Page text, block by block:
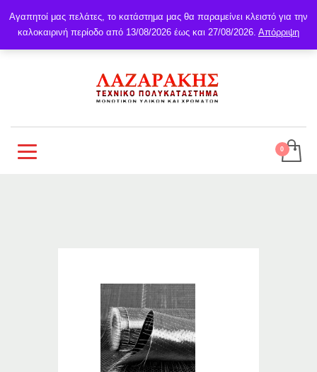
Αγαπητοί μας πελάτες, το κατάστημα μας θα παραμείνει κλειστό για την
καλοκαιρινή περίοδο από 13/08/2026 έως και 27/08/2026. Απόρριψη